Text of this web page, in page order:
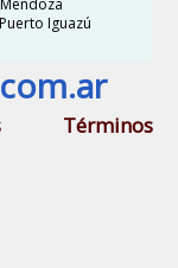
Iguazú
Términos